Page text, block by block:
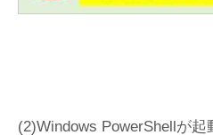
(2)Windows PowerShellが起